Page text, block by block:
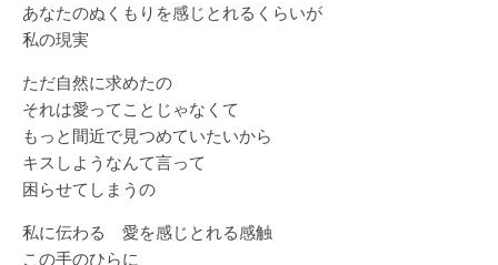
あなたのぬくもりを感じとれるくらいが
私の現実
ただ自然に求めたの
それは愛ってことじゃなくて
もっと間近で見つめていたいから
キスしようなんて言って
困らせてしまうの
私に伝わる 愛を感じとれる感触
この手のひらに